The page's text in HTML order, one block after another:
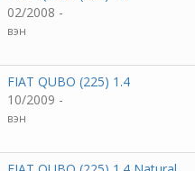
02/2008 -
вэн
FIAT QUBO (225) 1.4
10/2009 -
вэн